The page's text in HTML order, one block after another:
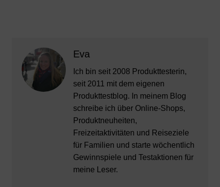
Eva
Ich bin seit 2008 Produkttesterin,
seit 2011 mit dem eigenen
Produkttestblog. In meinem Blog
schreibe ich über Online-Shops,
Produktneuheiten,
Freizeitaktivitäten und Reiseziele
für Familien und starte wöchentlich
Gewinnspiele und Testaktionen für
meine Leser.